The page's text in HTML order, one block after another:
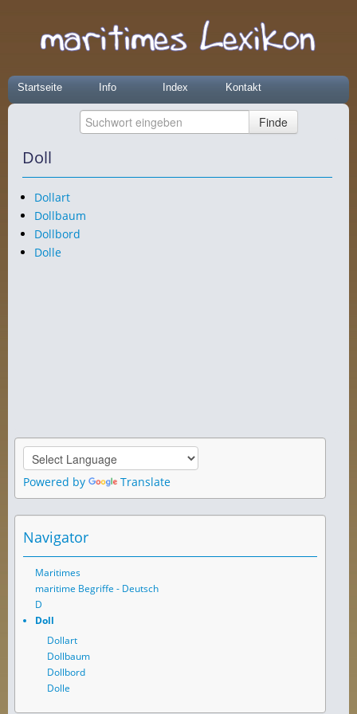
Startseite Info Index Kontakt
Doll
Dollart
Dollbaum
Dollbord
Dolle
Powered by Translate
Navigator
Maritimes
maritime Begriffe - Deutsch
D
Doll
Dollart
Dollbaum
Dollbord
Dolle